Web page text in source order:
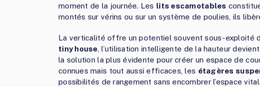
moment de la journée. Les lits escamotables
montés sur vérins ou sur un système de poulies, ils
La verticalité offre un potentiel souvent sous-exploité
tiny house , l’utilisation intelligente de la hauteur
la solution la plus évidente pour créer un espace de
connues mais tout aussi efficaces, les étagères
possibilités de rangement sans encombrer l’espace vital.